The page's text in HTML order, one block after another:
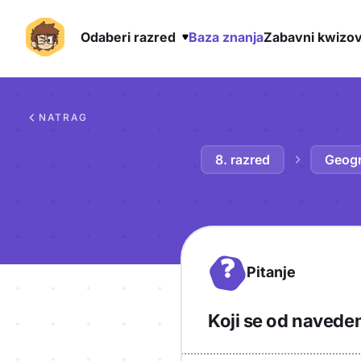
Odaberi razred Baza znanjaZabavni
NATRAG
8. razred
? Pitanje
Koji se od